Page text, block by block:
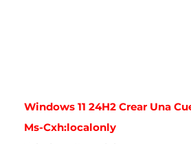
Windows 11 24H2 Crear Una
Ms-Cxh:localonly